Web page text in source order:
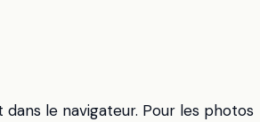
le navigateur. Pour les photos